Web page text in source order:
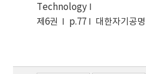
Technology
제6권
p.77 대한자기공